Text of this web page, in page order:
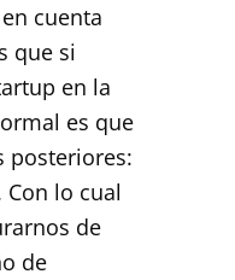
cuenta
que si
en la
es que
posteriores:
Con lo cual
de
de